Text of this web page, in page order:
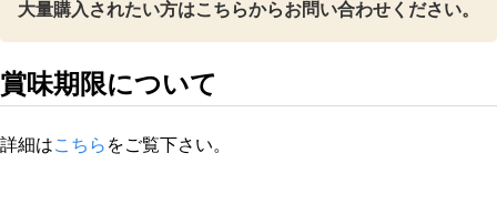
大量購入されたい方はこちらからお問い合わせください。
賞味期限について
詳細はこちらをご覧下さい。